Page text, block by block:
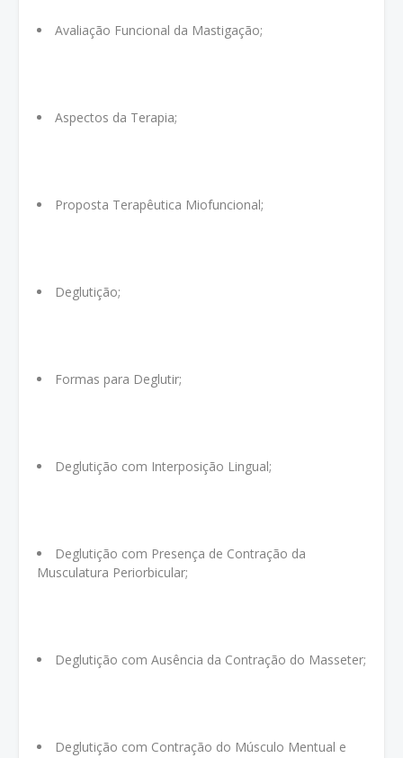
Avaliação Funcional da Mastigação;
Aspectos da Terapia;
Proposta Terapêutica Miofuncional;
Deglutição;
Formas para Deglutir;
Deglutição com Interposição Lingual;
Deglutição com Presença de Contração da
Musculatura Periorbicular;
Deglutição com Ausência da Contração do Masseter;
Deglutição com Contração do Músculo Mentual e